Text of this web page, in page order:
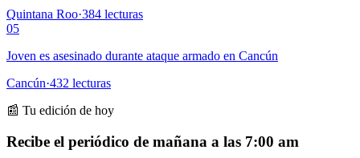
Quintana Roo·384 lecturas
05
Joven es asesinado durante ataque armado en Cancún
Cancún·432 lecturas
📰 Tu edición de hoy
Recibe el periódico de mañana a las 7:00 am